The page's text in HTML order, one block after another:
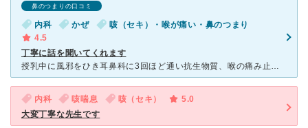
鼻のつまりの口コミ
内科 かぜ
咳（セキ）・喉が痛い・鼻のつまり
4.5
丁寧に話を聞いてくれます
授乳中に風邪をひき耳鼻科に3回ほど通い抗生物質、喉の痛み止め、鼻づまりの薬を飲みましたが治らなかったため、こちらに伺いました。 開院時間が9時で、8:57に同時刻におばあさんが1人入りました。2番だ
内科 咳喘息 咳（セキ）
5.0
大変丁寧な先生です